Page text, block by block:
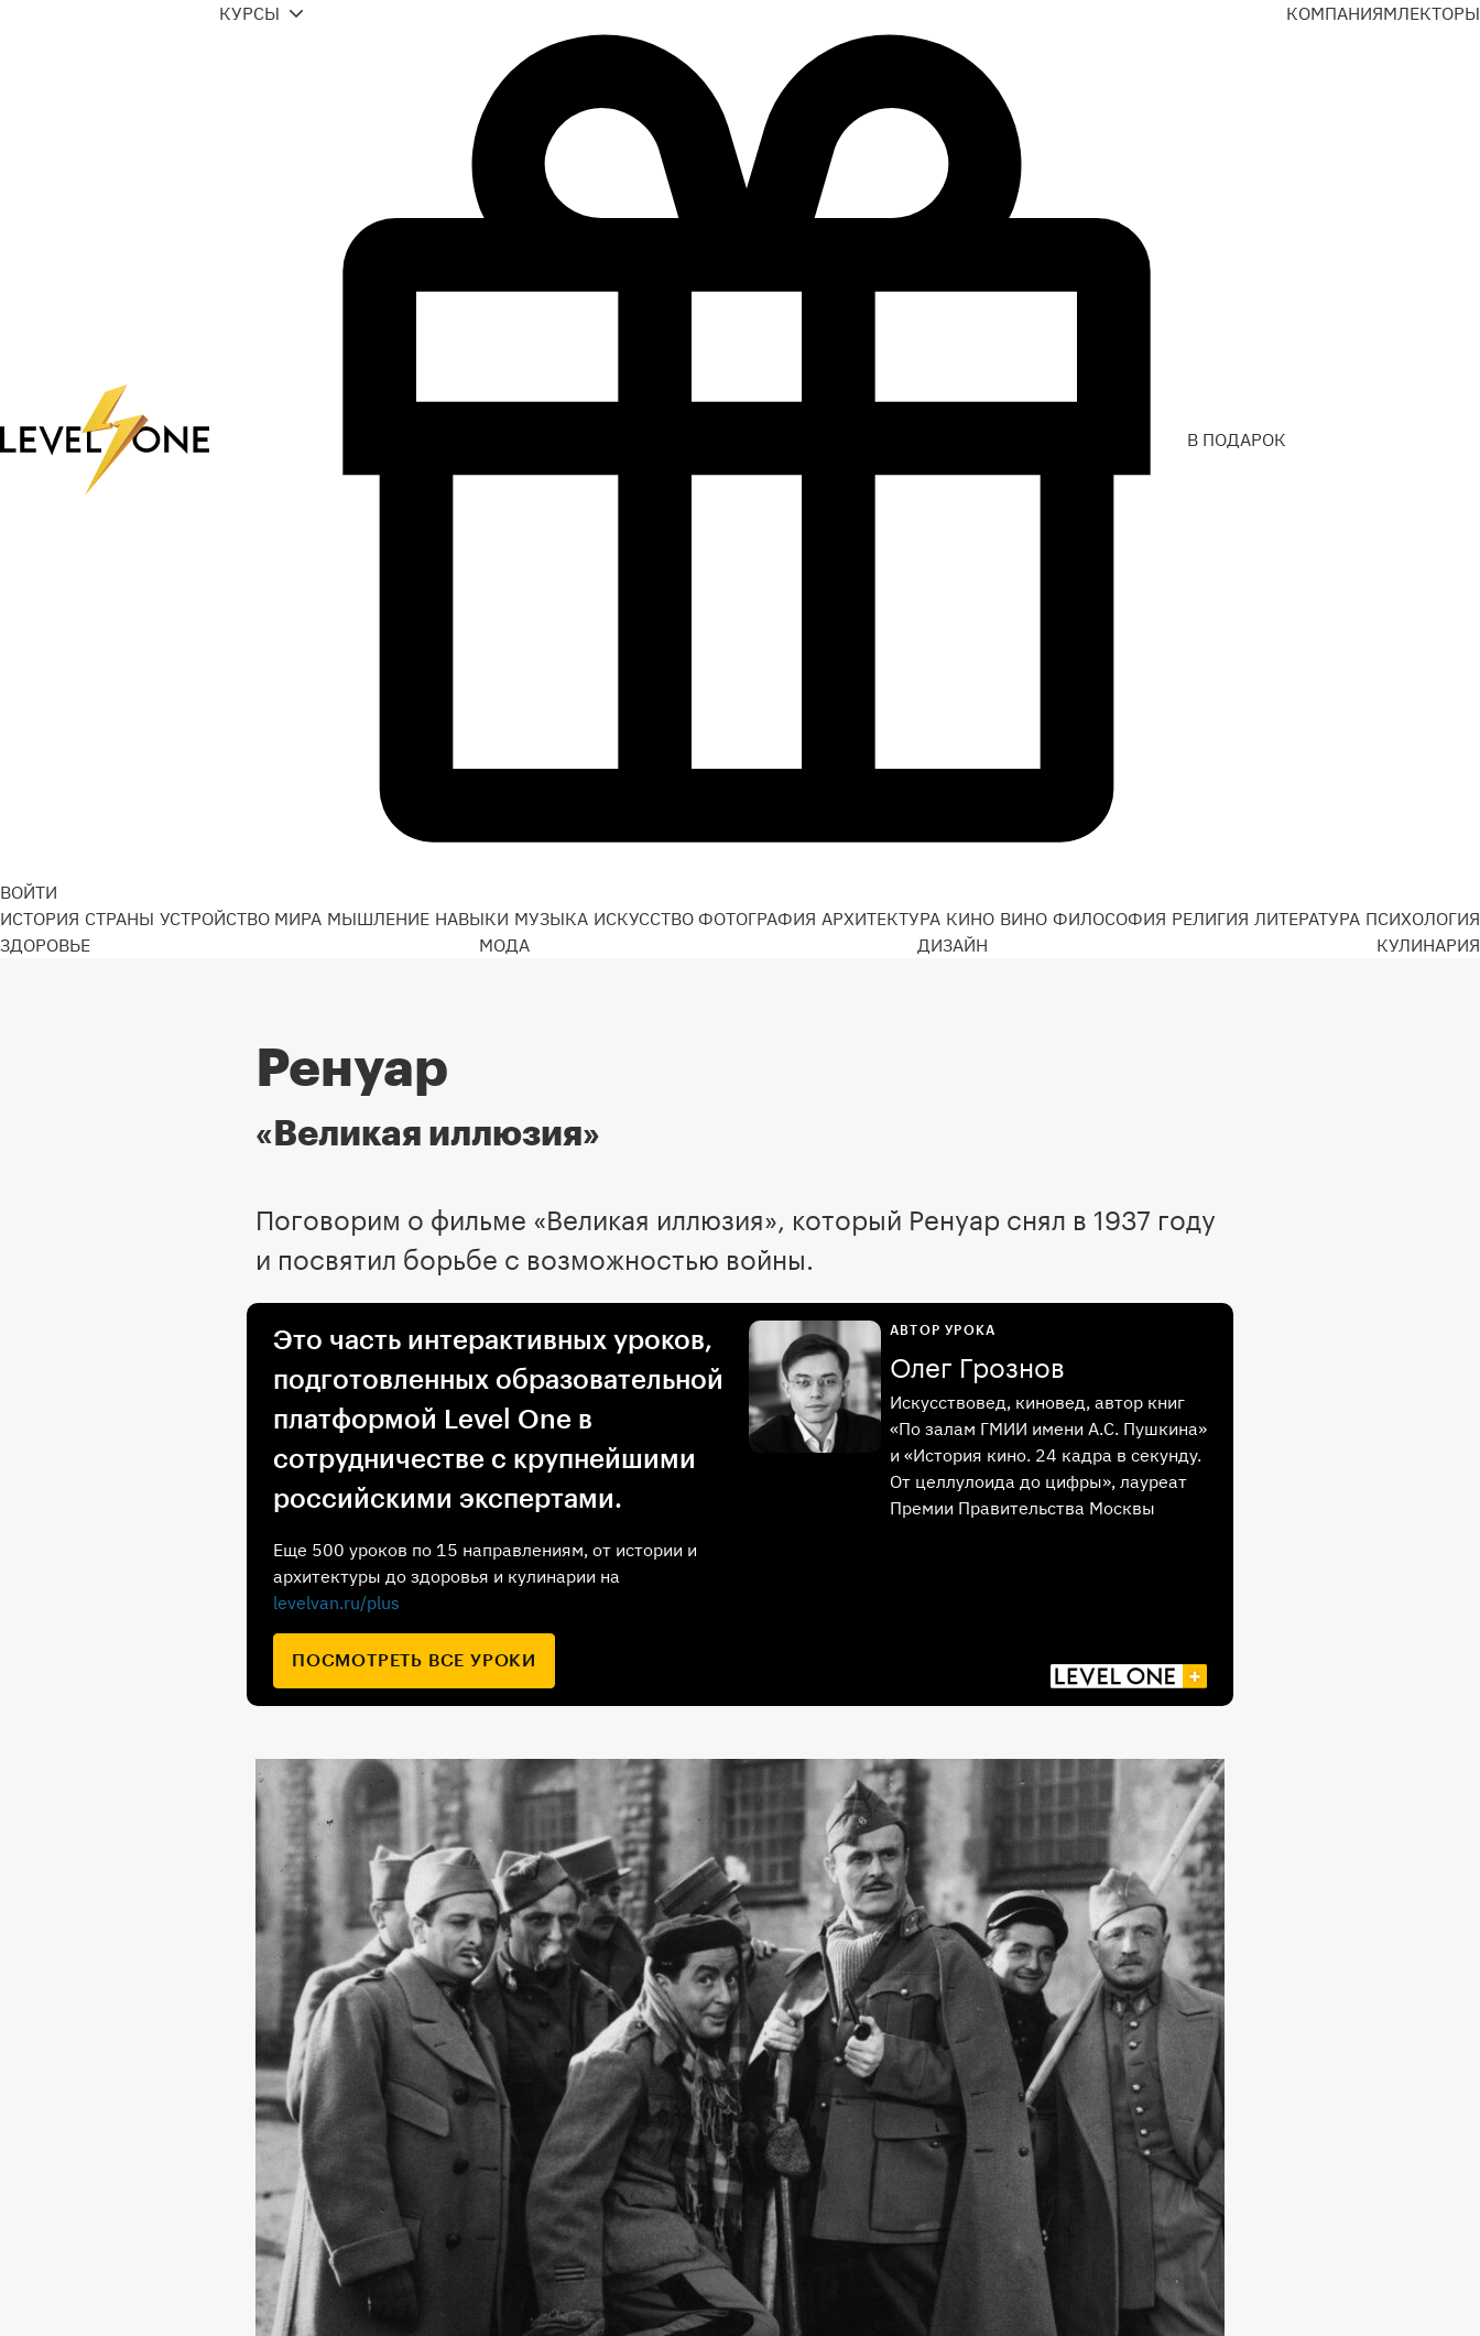
ВОЙТИ
КУРСЫ
В ПОДАРОК
КОМПАНИЯМЛЕКТОРЫ
ИСТОРИЯ СТРАНЫ УСТРОЙСТВО МИРА МЫШЛЕНИЕ НАВЫКИ МУЗЫКА ИСКУССТВО ФОТОГРАФИЯ АРХИТЕКТУРА КИНО ВИНО ФИЛОСОФИЯ РЕЛИГИЯ ЛИТЕРАТУРА ПСИХОЛОГИЯ
ЗДОРОВЬЕ
МОДА ДИЗАЙН КУЛИНАРИЯ
Ренуар
«Великая иллюзия»
Поговорим о фильме «Великая иллюзия», который Ренуар снял в 1937 году
и посвятил борьбе с возможностью войны.
Это часть интерактивных уроков,
подготовленных образовательной
платформой Level One в
сотрудничестве с крупнейшими
российскими экспертами.
Еще 500 уроков по 15 направлениям, от истории и
архитектуры до здоровья и кулинарии на
levelvan.ru/plus
ПОСМОТРЕТЬ ВСЕ УРОКИ
АВТОР УРОКА
Олег Грознов
Искусствовед, киновед, автор книг
«По залам ГМИИ имени А.С. Пушкина»
и «История кино. 24 кадра в секунду.
От целлулоида до цифры», лауреат
Премии Правительства Москвы